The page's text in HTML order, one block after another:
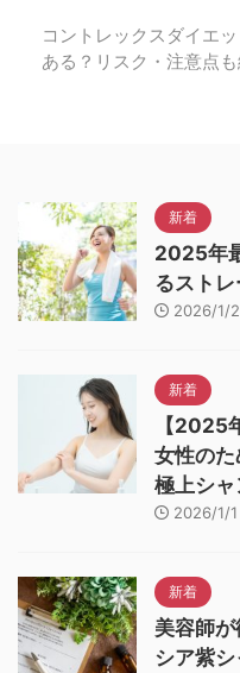
コントレックスダイエ
ある？リスク・注意点
新着
2025年
るスト
2026/1/2
新着
【2025
女性の
極上シ
2026/1/1
新着
美容師
シア紫